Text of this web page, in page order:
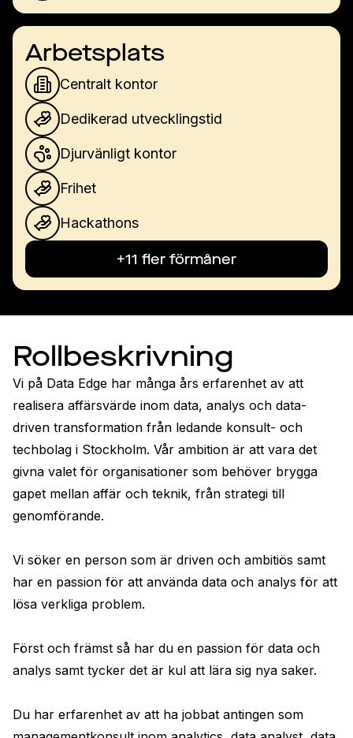
Arbetsplats
Centralt kontor
Dedikerad utvecklingstid
Djurvänligt kontor
Frihet
Hackathons
+11 fler förmåner
Rollbeskrivning
Vi på Data Edge har många års erfarenhet av att
realisera affärsvärde inom data, analys och data-
driven transformation från ledande konsult- och
techbolag i Stockholm. Vår ambition är att vara det
givna valet för organisationer som behöver brygga
gapet mellan affär och teknik, från strategi till
genomförande.
Vi söker en person som är driven och ambitiös samt
har en passion för att använda data och analys för att
lösa verkliga problem.
Först och främst så har du en passion för data och
analys samt tycker det är kul att lära sig nya saker.
Du har erfarenhet av att ha jobbat antingen som